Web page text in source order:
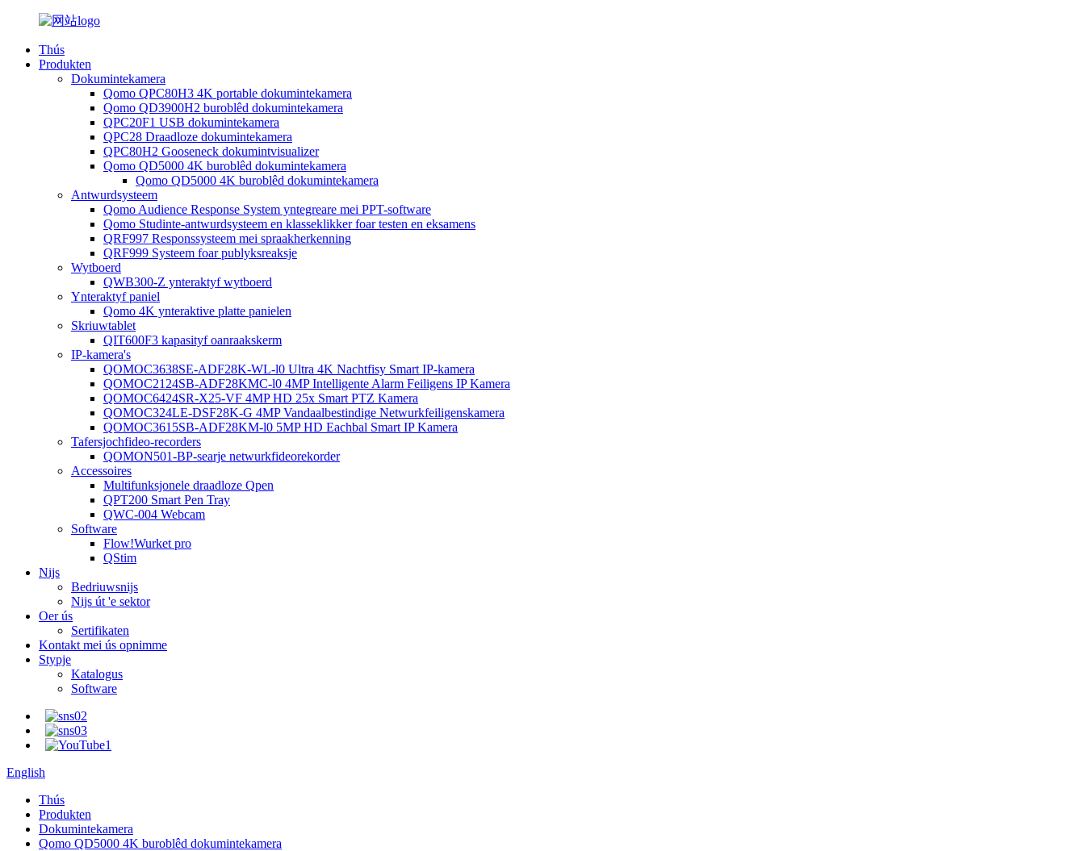
Thús
Produkten
Dokumintekamera
Qomo QPC80H3 4K portable dokumintekamera
Qomo QD3900H2 buroblêd dokumintekamera
QPC20F1 USB dokumintekamera
QPC28 Draadloze dokumintekamera
QPC80H2 Gooseneck dokumintvisualizer
Qomo QD5000 4K buroblêd dokumintekamera
Qomo QD5000 4K buroblêd dokumintekamera
Antwurdsysteem
Qomo Audience Response System yntegreare mei PPT-software
Qomo Studinte-antwurdsysteem en klasseklikker foar testen en eksamens
QRF997 Responssysteem mei spraakherkenning
QRF999 Systeem foar publyksreaksje
Wytboerd
QWB300-Z ynteraktyf wytboerd
Ynteraktyf paniel
Qomo 4K ynteraktive platte panielen
Skriuwtablet
QIT600F3 kapasityf oanraakskerm
IP-kamera's
QOMOC3638SE-ADF28K-WL-l0 ​​Ultra 4K Nachtfisy Smart IP-kamera
QOMOC2124SB-ADF28KMC-l0 4MP Intelligente Alarm Feiligens IP Kamera
QOMOC6424SR-X25-VF 4MP HD 25x Smart PTZ Kamera
QOMOC324LE-DSF28K-G 4MP Vandaalbestindige Netwurkfeiligenskamera
QOMOC3615SB-ADF28KM-l0 5MP HD Eachbal Smart IP Kamera
Tafersjochfideo-recorders
QOMON501-BP-searje netwurkfideorekorder
Accessoires
Multifunksjonele draadloze Qpen
QPT200 Smart Pen Tray
QWC-004 Webcam
Software
Flow!Wurket pro
QStim
Nijs
Bedriuwsnijs
Nijs út 'e sektor
Oer ús
Sertifikaten
Kontakt mei ús opnimme
Stypje
Katalogus
Software
English
Thús
Produkten
Dokumintekamera
Qomo QD5000 4K buroblêd dokumintekamera